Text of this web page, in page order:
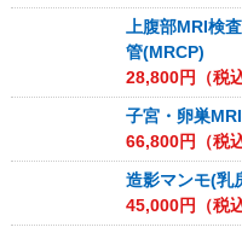
上腹部MRI検
管(MRCP)
28,800円（税
子宮・卵巣
66,800円（税
造影マンモ(乳
45,000円（税